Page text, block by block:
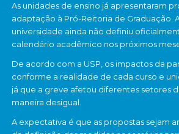
As unidades de ensino já apresentaram
adaptação à Pró-Reitoria de Graduação.
universidade ainda não definiu
calendário acadêmico nos próximos
De acordo com a USP, os impactos da
conforme a realidade de cada curso e
já que a greve afetou diferentes setores
maneira desigual.
A expectativa é que as propostas sejam